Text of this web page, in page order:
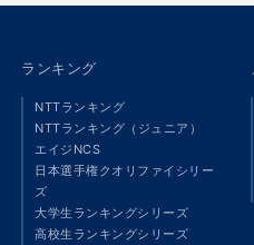
ランキング
NTTランキング
NTTランキング（ジュニア）
エイジNCS
日本選手権クオリファイシリー
ズ
大学生ランキングシリーズ
高校生ランキングシリーズ